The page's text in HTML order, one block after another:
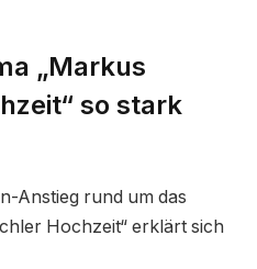
„Markus
so stark
Anstieg rund um das
Hochzeit“ erklärt sich